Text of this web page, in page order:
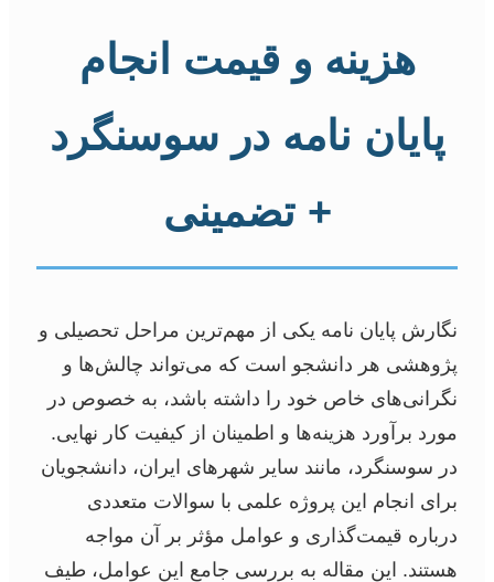
هزینه و قیمت انجام
پایان نامه در سوسنگرد
+ تضمینی
نگارش پایان نامه یکی از مهم‌ترین مراحل تحصیلی و
پژوهشی هر دانشجو است که می‌تواند چالش‌ها و
نگرانی‌های خاص خود را داشته باشد، به خصوص در
مورد برآورد هزینه‌ها و اطمینان از کیفیت کار نهایی.
در سوسنگرد، مانند سایر شهرهای ایران، دانشجویان
برای انجام این پروژه علمی با سوالات متعددی
درباره قیمت‌گذاری و عوامل مؤثر بر آن مواجه
هستند. این مقاله به بررسی جامع این عوامل، طیف